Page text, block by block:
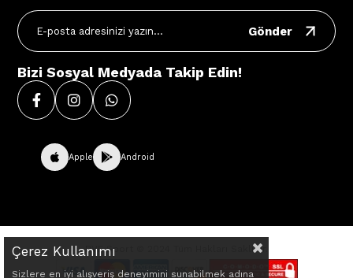
Gönder
Bizi Sosyal Medyada Takip Edin!
Apple Android
BVE Sport © 2024 Tüm Hakları Saklıdır.
Çerez Kullanımı
Sizlere en iyi alışveriş deneyimini sunabilmek adına